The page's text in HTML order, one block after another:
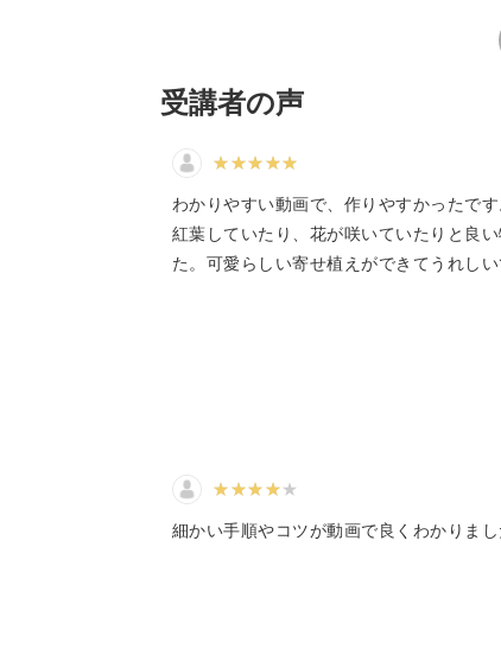
◆可愛く寄せ植えするポイント
◆寄せ植えを長持ちさせるコツ
◆隙間を埋めるときのコツ
苗を寄せ植えするときの土の入れ
途中で土や水を足すタイミングや
🩷✨渋めのお色の多肉ちゃん達
に、とても癒されています〜🌵
ゃんがあまりにたくさん入って
のは、また別の鉢に入れて植え
させて頂きました！大切に育て
てあげたいです！
寝不足になりながら、このたく
てより素敵なものになりました
🥰✨
お忙しい中、ライブ配信ありが
受講者の声
わかりやすい動画で、作りやすかったです
紅葉していたり、花が咲いていたりと良い
た。可愛らしい寄せ植えができてうれしい
細かい手順やコツが動画で良くわかりまし